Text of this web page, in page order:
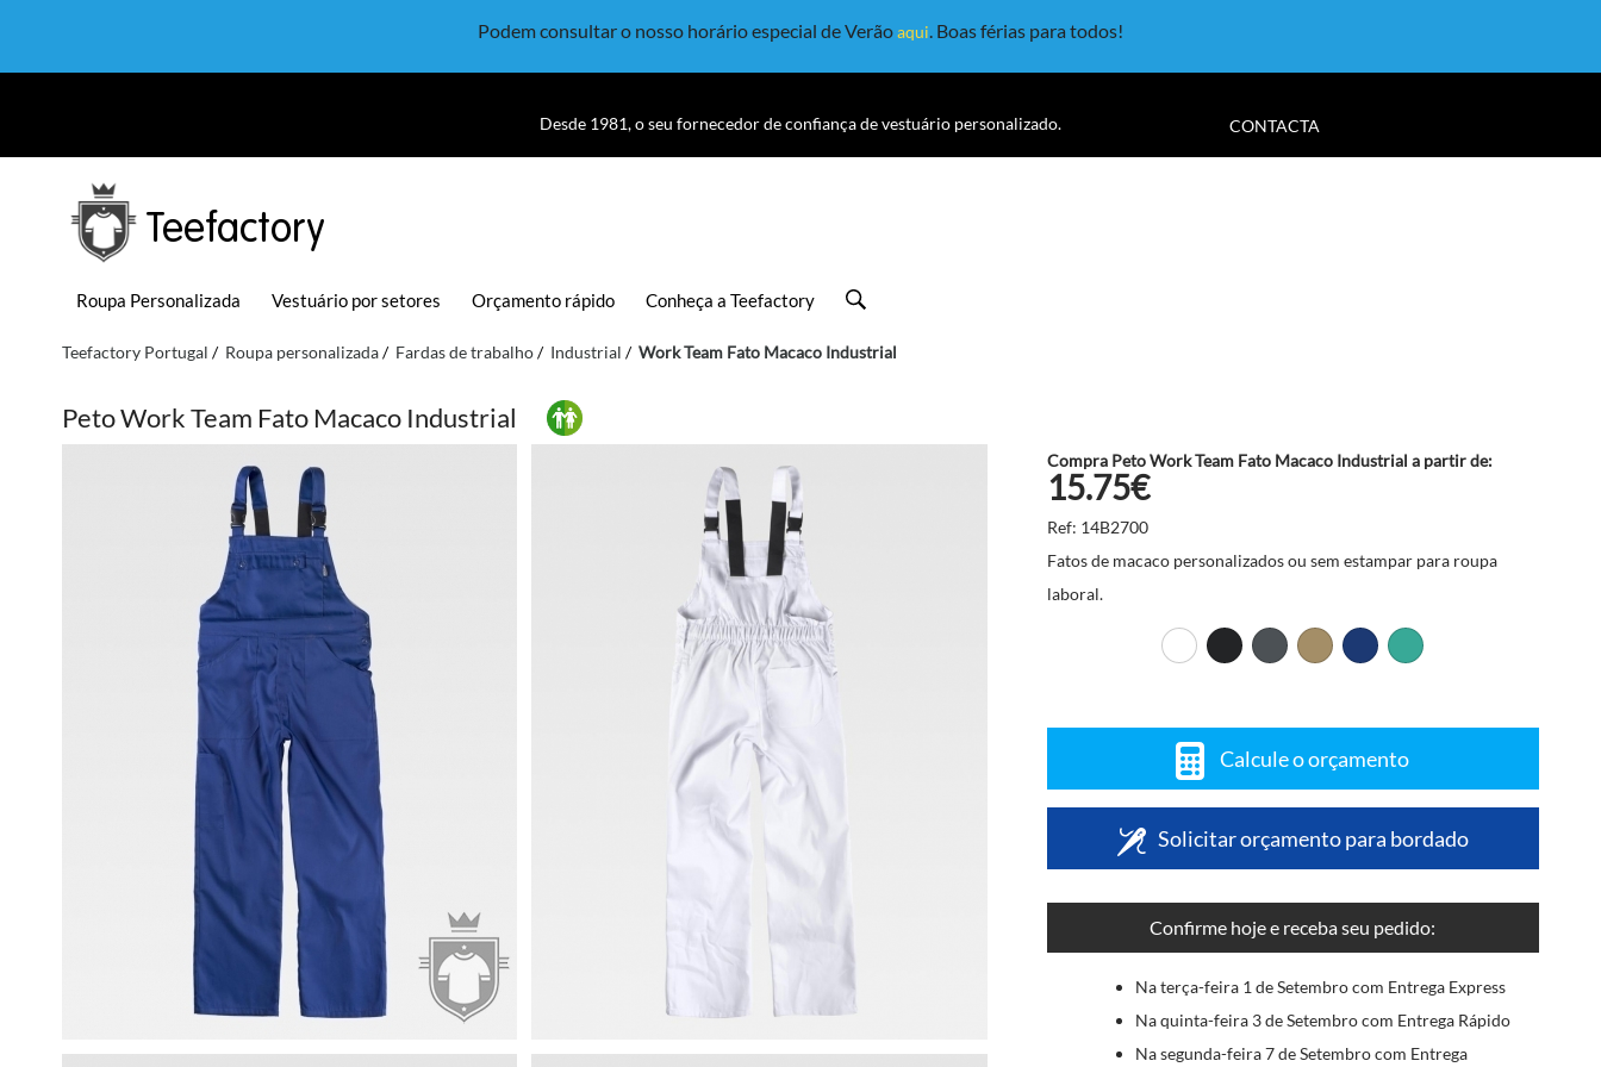
Podem consultar o nosso horário especial de Verãoaqui. Boas férias para todos!
Desde 1981, o seu fornecedor de confiança de vestuário personalizado. CONTACTA
Teefactory
Roupa Personalizada Vestuário por setores Orçamento rápido Conheça a Teefactory
Teefactory Portugal Roupa personalizada Fardas de trabalho Industrial Work Team Fato Macaco Industrial
Peto Work Team Fato Macaco Industrial
Compra Peto Work Team Fato Macaco Industrial a partir de:
15.75€
Ref: 14B2700
Fatos de macaco personalizados ou sem estampar para roupa
laboral.
Calcule o orçamento
Solicitar orçamento para bordado
Confirme hoje e receba seu pedido:
Na terça-feira 1 de Setembro com Entrega Express
Na quinta-feira 3 de Setembro com Entrega Rápido
Na segunda-feira 7 de Setembro com Entrega